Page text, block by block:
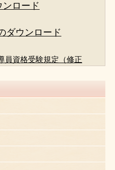
ンロード
ダウンロード
員資格受験規定（修正